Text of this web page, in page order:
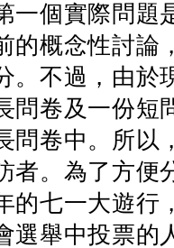
一個實際問
的概念性討論
。不過，由於
問卷及一份短
問卷中。所以
者。為了方便
的七一大遊行
選舉中投票的